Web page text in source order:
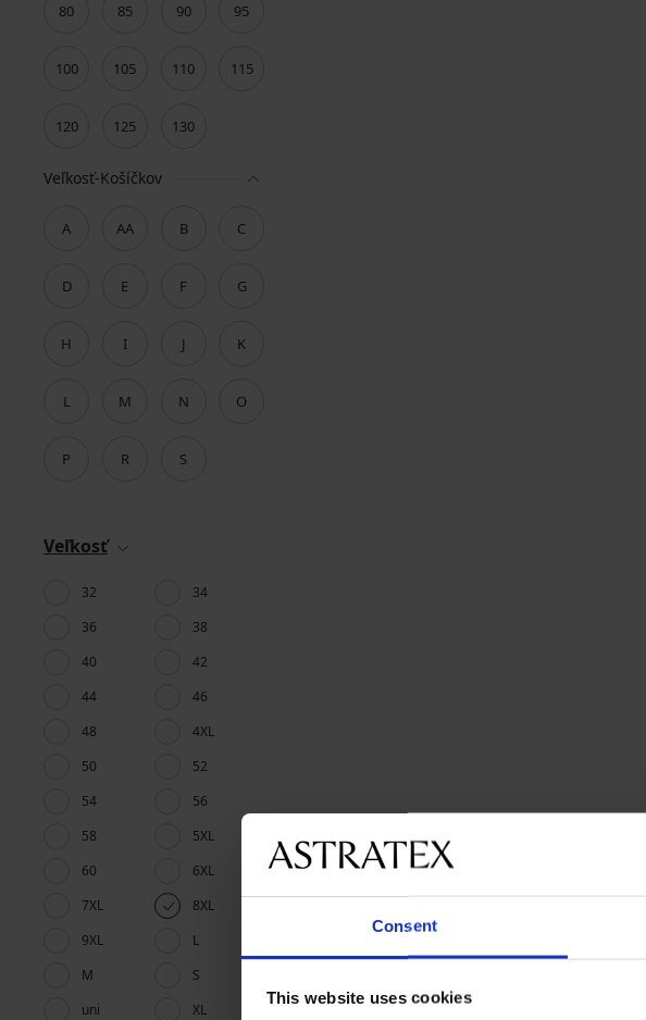
Consent
This website uses cookies
80 85 90 95
100 105 110 115
120 125 130
Veľkosť-Košíčkov
A AA B C
D E F G
H I J K
L M N O
P R S
Veľkosť
32
34
36
38
40
42
44
46
48
4XL
50
52
54
56
58
5XL
60
6XL
7XL
8XL
9XL
L
M
S
uni
XL